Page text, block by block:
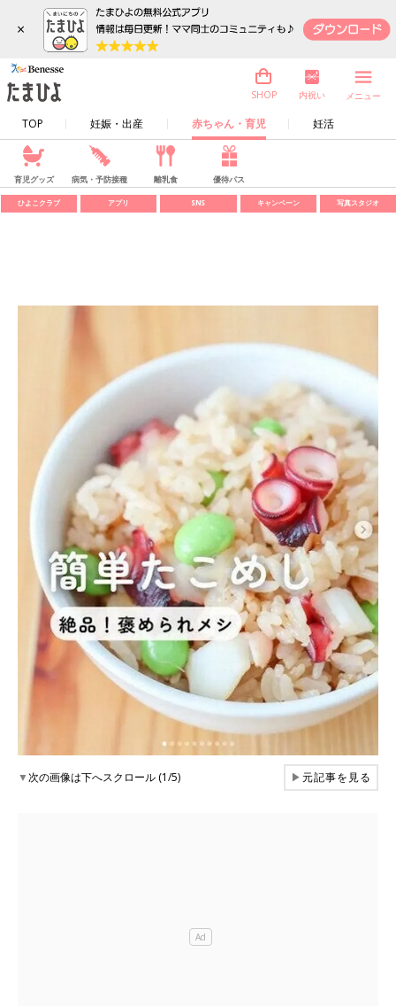
×
TOP 妊娠・出産 赤ちゃん・育児 妊活
SHOP 内祝い メニュー
育児グッズ 病気・予防接種 離乳食 優待パス
ひよこクラブ アプリ SNS キャンペーン 写真スタジオ
▼次の画像は下へスクロール (1/5) ▶元記事を見る